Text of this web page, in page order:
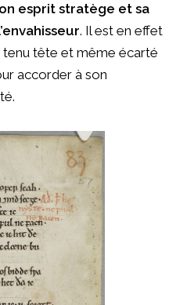
esprit stratège et sa
. Il est en effet
tenu tête et même écarté
accorder à son